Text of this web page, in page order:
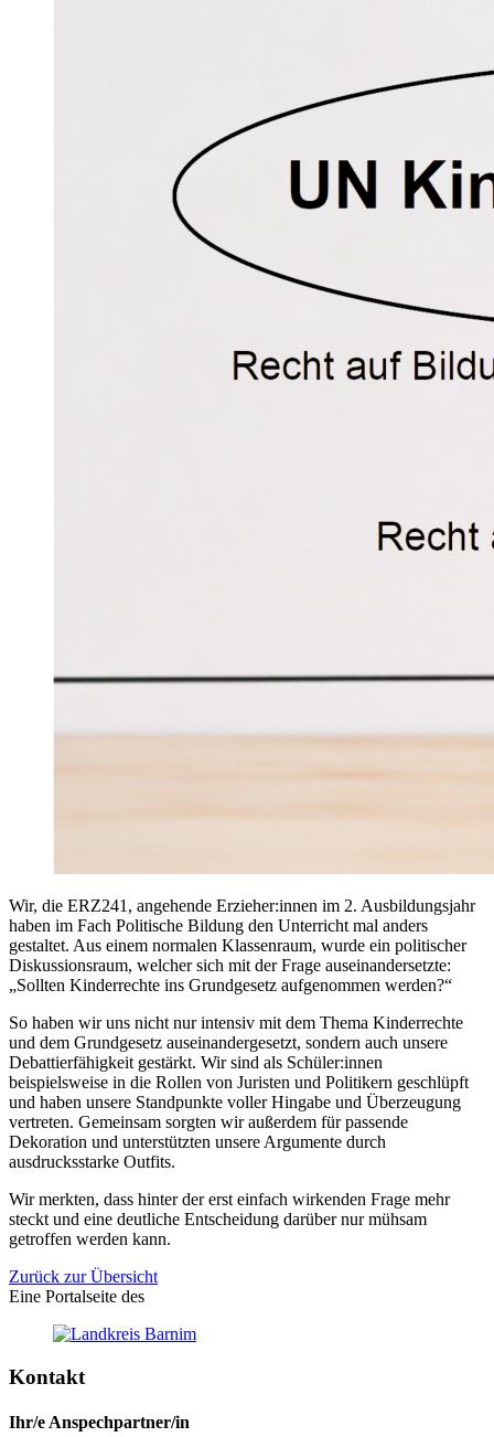
Wir, die ERZ241, angehende Erzieher:innen im 2. Ausbildungsjahr
haben im Fach Politische Bildung den Unterricht mal anders
gestaltet. Aus einem normalen Klassenraum, wurde ein politischer
Diskussionsraum, welcher sich mit der Frage auseinandersetzte:
„Sollten Kinderrechte ins Grundgesetz aufgenommen werden?“
So haben wir uns nicht nur intensiv mit dem Thema Kinderrechte
und dem Grundgesetz auseinandergesetzt, sondern auch unsere
Debattierfähigkeit gestärkt. Wir sind als Schüler:innen
beispielsweise in die Rollen von Juristen und Politikern geschlüpft
und haben unsere Standpunkte voller Hingabe und Überzeugung
vertreten. Gemeinsam sorgten wir außerdem für passende
Dekoration und unterstützten unsere Argumente durch
ausdrucksstarke Outfits.
Wir merkten, dass hinter der erst einfach wirkenden Frage mehr
steckt und eine deutliche Entscheidung darüber nur mühsam
getroffen werden kann.
Zurück zur Übersicht
Eine Portalseite des
Kontakt
Ihr/e Anspechpartner/in